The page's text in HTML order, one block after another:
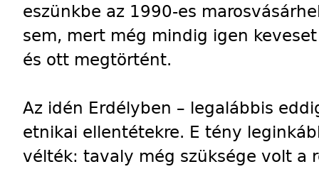
eszünkbe az 1990-es
sem, mert még mindig igen
és ott megtörtént.
Az idén Erdélyben – legalábbis
etnikai ellentétekre. E tény
vélték: tavaly még szüksége volt a